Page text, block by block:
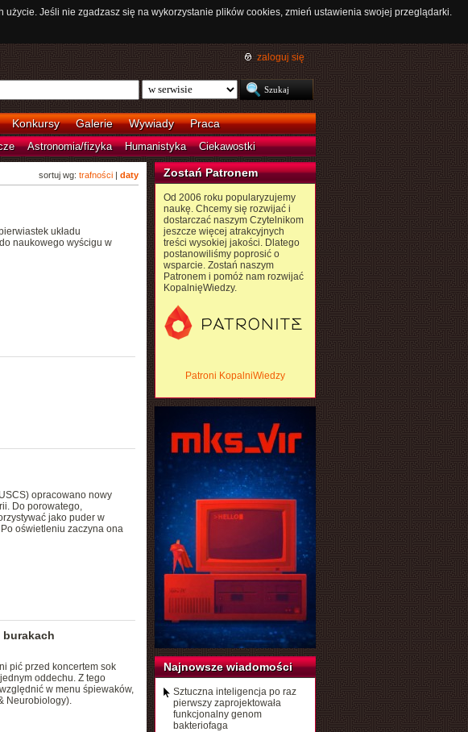
Jeśli nie zgadzasz się na wykorzystanie plików cookies, zmień ustawienia swojej przeglądarki.
zaloguj się
Konkursy Galerie Wywiady Praca
Astronomia/fizyka Humanistyka Ciekawostki
sortuj wg: trafności| daty
układu
naukowego wyścigu w
opracowano nowy
Do porowatego,
jako puder w
oświetleniu zaczyna ona
pić przed koncertem sok
oddechu. Z tego
w menu śpiewaków,
Neurobiology).
Zostań Patronem
Od 2006 roku popularyzujemy
naukę. Chcemy się rozwijać i
dostarczać naszym Czytelnikom
jeszcze więcej atrakcyjnych
treści wysokiej jakości. Dlatego
postanowiliśmy poprosić o
wsparcie. Zostań naszym
Patronem i pomóż nam rozwijać
KopalnięWiedzy.
Patroni KopalniWiedzy
Najnowsze wiadomości
Sztuczna inteligencja po raz
pierwszy zaprojektowała
funkcjonalny genom
bakteriofaga